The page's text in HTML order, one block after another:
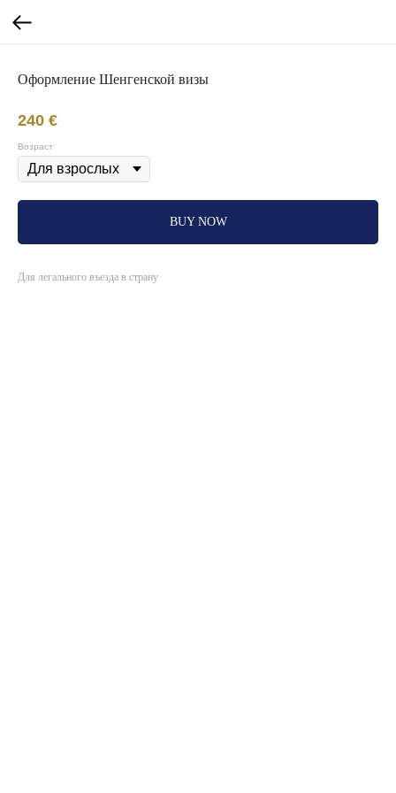
Оформление Шенгенской визы
240 €
Возраст
BUY NOW
Для легального въезда в страну